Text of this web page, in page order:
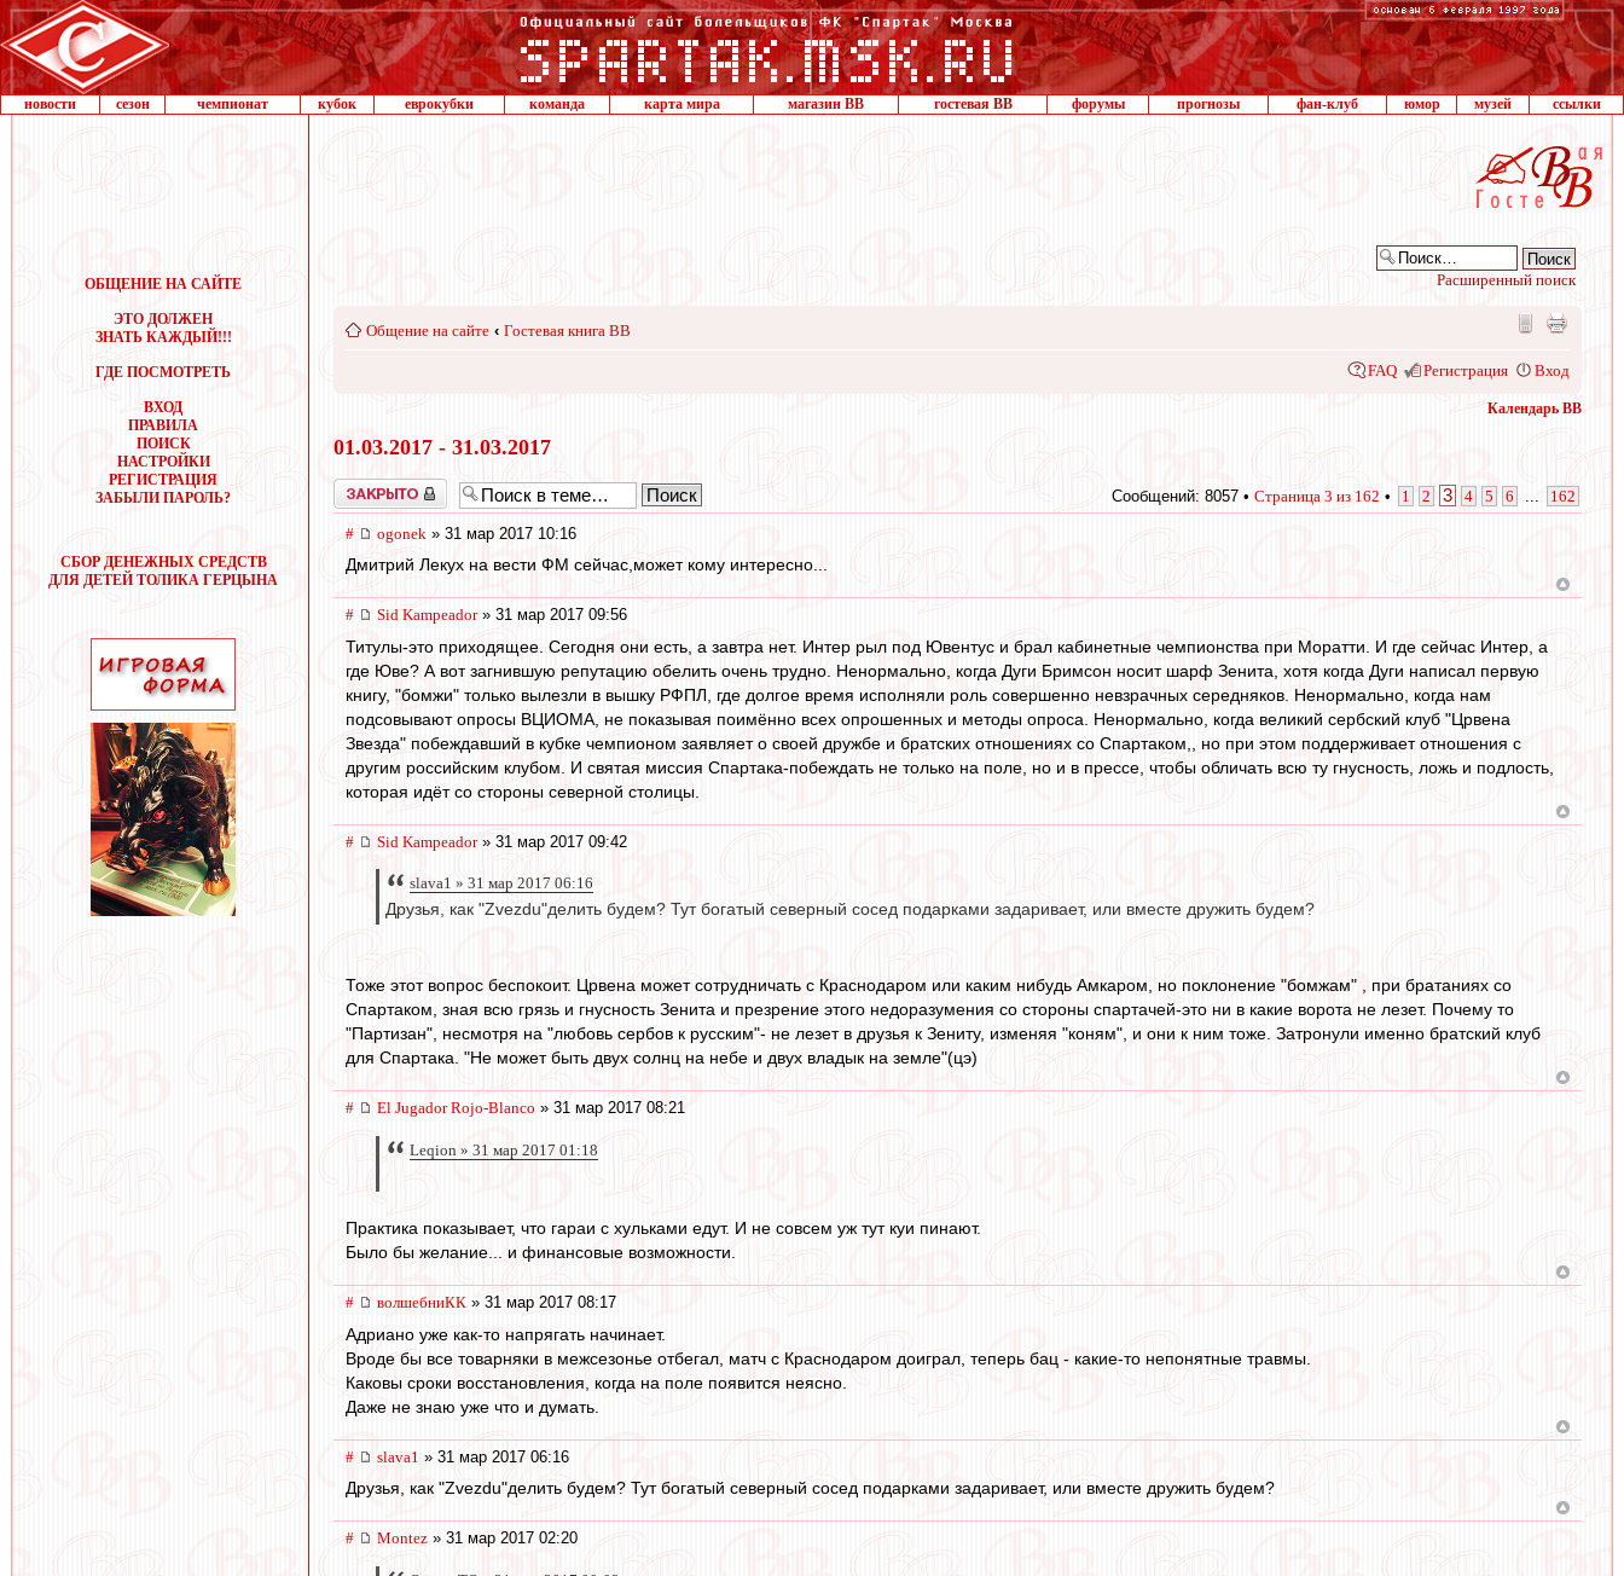
новости сезон чемпионат кубок еврокубки команда карта мира магазин ВВ гостевая ВВ форумы прогнозы фан-клуб юмор музей ссылки
ОБЩЕНИЕ НА САЙТЕ
ЭТО ДОЛЖЕН
ЗНАТЬ КАЖДЫЙ!!!
ГДЕ ПОСМОТРЕТЬ
ВХОД
ПРАВИЛА
ПОИСК
НАСТРОЙКИ
РЕГИСТРАЦИЯ
ЗАБЫЛИ ПАРОЛЬ?
СБОР ДЕНЕЖНЫХ СРЕДСТВ
ДЛЯ ДЕТЕЙ ТОЛИКА ГЕРЦЫНА
Расширенный поиск
Общение на сайте ‹ Гостевая книга ВВ
FAQ Регистрация Вход
Календарь ВВ
01.03.2017 - 31.03.2017
Закрыто Сообщений: 8057 • Страница 3 из 162 • 1 2 3 4 5 6 162
# ogonek » 31 мар 2017 10:16
Дмитрий Лекух на вести ФМ сейчас,может кому интересно...
# Sid Kampeador» 31 мар 2017 09:56
Титулы-это приходящее. Сегодня они есть, а завтра нет. Интер рыл под Ювентус и брал кабинетные чемпионства при Моратти. И где сейчас Интер, а
где Юве? А вот загнившую репутацию обелить очень трудно. Ненормально, когда Дуги Бримсон носит шарф Зенита, хотя когда Дуги написал первую
книгу, "бомжи" только вылезли в вышку РФПЛ, где долгое время исполняли роль совершенно невзрачных середняков. Ненормально, когда нам
подсовывают опросы ВЦИОМА, не показывая поимённо всех опрошенных и методы опроса. Ненормально, когда великий сербский клуб "Црвена
Звезда" побеждавший в кубке чемпионом заявляет о своей дружбе и братских отношениях со Спартаком,, но при этом поддерживает отношения с
другим российским клубом. И святая миссия Спартака-побеждать не только на поле, но и в прессе, чтобы обличать всю ту гнусность, ложь и подлость,
которая идёт со стороны северной столицы.
# Sid Kampeador» 31 мар 2017 09:42
slava1 » 31 мар 2017 06:16
Друзья, как "Zvezdu"делить будем? Тут богатый северный сосед подарками задаривает, или вместе дружить будем?
Тоже этот вопрос беспокоит. Црвена может сотрудничать с Краснодаром или каким нибудь Амкаром, но поклонение "бомжам" , при братаниях со
Спартаком, зная всю грязь и гнусность Зенита и презрение этого недоразумения со стороны спартачей-это ни в какие ворота не лезет. Почему то
"Партизан", несмотря на "любовь сербов к русским"- не лезет в друзья к Зениту, изменяя "коням", и они к ним тоже. Затронули именно братский клуб
для Спартака. "Не может быть двух солнц на небе и двух владык на земле"(цэ)
# El Jugador Rojo-Blanco » 31 мар 2017 08:21
Leqion » 31 мар 2017 01:18
Практика показывает, что гараи с хульками едут. И не совсем уж тут куи пинают.
Было бы желание... и финансовые возможности.
# волшебниКК » 31 мар 2017 08:17
Адриано уже как-то напрягать начинает.
Вроде бы все товарняки в межсезонье отбегал, матч с Краснодаром доиграл, теперь бац - какие-то непонятные травмы.
Каковы сроки восстановления, когда на поле появится неясно.
Даже не знаю уже что и думать.
# slava1 » 31 мар 2017 06:16
Друзья, как "Zvezdu"делить будем? Тут богатый северный сосед подарками задаривает, или вместе дружить будем?
# Montez » 31 мар 2017 02:20